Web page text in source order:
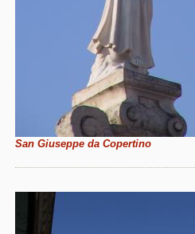
San Giuseppe da Copertino